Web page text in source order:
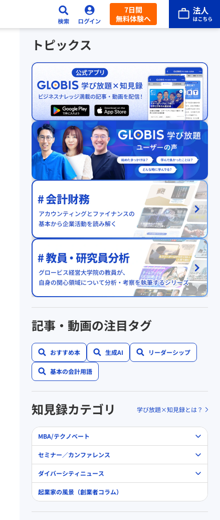
7日間
無料体験へ
トピックス
記事・動画の注目タグ
おすすめ本 生成AI リーダーシップ
基本の会計用語
知見録カテゴリ 学び放題×知見録とは？
MBA/テクノベート
セミナー／カンファレンス
ダイバーシティニュース
起業家の風景（創業者コラム）